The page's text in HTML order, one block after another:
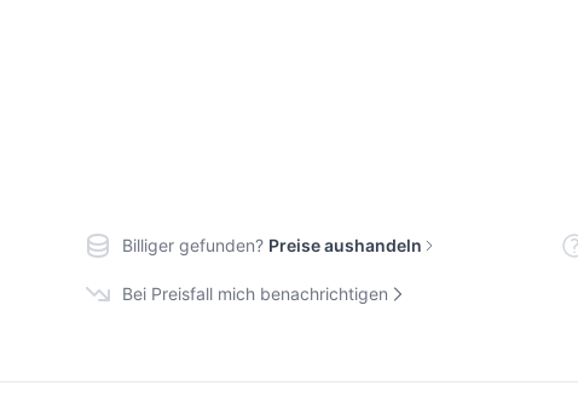
Billiger gefunden? Preise aushandeln
Bei Preisfall mich benachrichtigen